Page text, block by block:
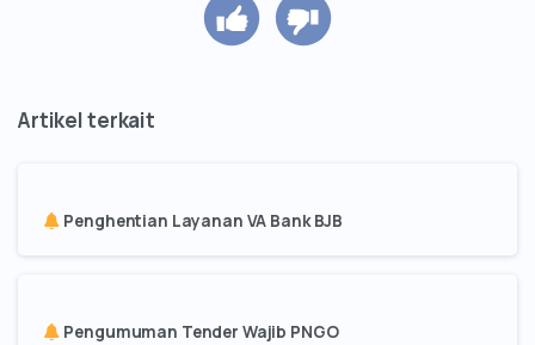
Penghentian Layanan VA Bank BJB
Pengumuman Tender Wajib PNGO